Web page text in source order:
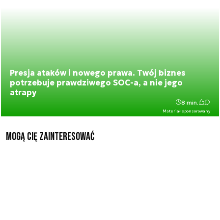
Presja ataków i nowego prawa. Twój biznes
potrzebuje prawdziwego SOC-a, a nie jego
atrapy
Materiał sponsorowany
8 min.
Mogą Cię zainteresować